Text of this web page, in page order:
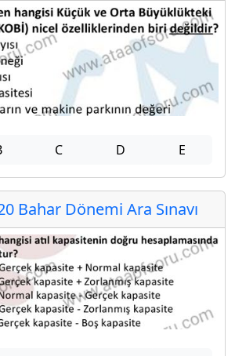
C D E
Bahar Dönemi Ara Sınavı